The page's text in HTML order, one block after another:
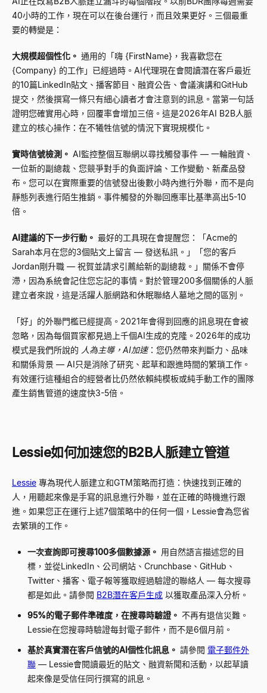
40小時的工作，現在可以在後台運行，而且效果更好。三個最重
要的轉變是：
大規模超個性化。 通用的「嗨 {FirstName} ，我喜歡您在
{Company} 的工作」已經過時。AI代理現在會閱讀潛在客戶最近
的10篇LinkedIn貼文、播客節目、融資公告、會議演講和GitHub
提交，然後撰寫一條只有細心讀者才會注意到的訊息。當第一句話
證明您確實用心時，回覆率會增加三倍。這是2026年AI B2B人脈
建立的核心操作：在不犧牲信號的情況下實現規模化。
實時信號檢測。 AI監控整個互聯網以尋找觸發事件 — 一輪融資、
一位新的副總裁、您競爭對手的負面評論、工作變動、新產品發
布。您可以在實際重要的信號發出後數小時內進行外聯，而不是向
靜態列表進行陌生推銷。事件觸發的外聯回應率比基準高出5-10
倍。
AI建議的下一步行動。 最好的工具現在會提醒您：「Acme的
Sarah本月在您的3個貼文上留言 — 發送私訊。」「您的客戶
Jordan剛升職 — 祝賀並請求引薦給新的副總裁。」關係不會停
滯，因為系統會記住您忘記的事情。對於管理200多個關係的人脈
建立者來說，這是活躍人脈網路和休眠聯絡人墓地之間的區別。
「好」的外聯門檻已經提高。2021年會得到回應的訊息現在會被
忽略，因為每個買家都見過上千個AI生成的克隆。2026年的成功
模式是我們所說的 人為主導，AI加速：您仍然帶來判斷力、品味
和關係背景 — AI只是消除了研究、起草和跟進時間的繁瑣工作。
有效運行這種組合的經營者比仍然依賴純模板或純手動工作的團隊
產生銷售管道的速度快3-5倍。
Lessie如何加速您的B2B人脈建立管道
Lessie 專為現代人脈建立和GTM策略而打造：快速找到正確的
人，用聽起來像是手寫的訊息進行外聯，並在正確的時機進行跟
進。如果您正在運行上述7個策略中的任何一個，Lessie會為您省
去繁瑣的工作。
一次查詢即可搜尋100多個數據源。 用自然語言描述您的目
標，並從LinkedIn、公司網站、Crunchbase、GitHub、
Twitter、播客、電子報等獲取經過驗證的聯絡人 — 每次搜尋
都是如此。請參閱 B2B潛在客戶生成 以獲取產品深入分析。
95%的電子郵件準確度，在搜尋時驗證。 不再有退信災難。
Lessie在您搜尋時驗證每封電子郵件，而不是6個月前。
基於真實潛在客戶信號的AI個性化訊息。 請參閱 電子郵件外
聯 — Lessie會閱讀最近的貼文、融資新聞和活動，以起草讀
起來像是受信任同行撰寫的訊息。